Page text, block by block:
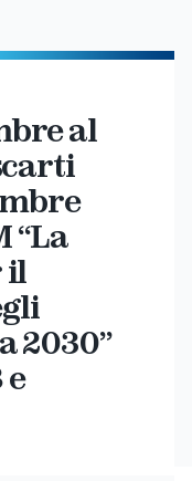
al
“La
il
2030”
e